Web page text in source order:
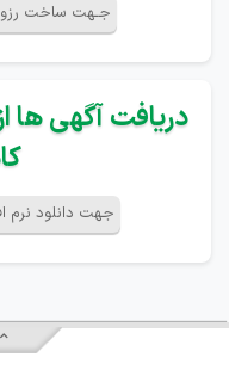
جـهت ساخت
دریافت آگهی ها
جهت دانلود نرم